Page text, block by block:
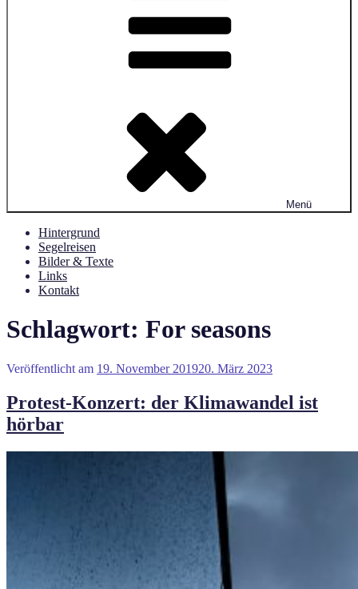
Menü
Hintergrund
Segelreisen
Bilder & Texte
Links
Kontakt
Schlagwort: For seasons
Veröffentlicht am 19. November 201920. März 2023
Protest-Konzert: der Klimawandel ist
hörbar